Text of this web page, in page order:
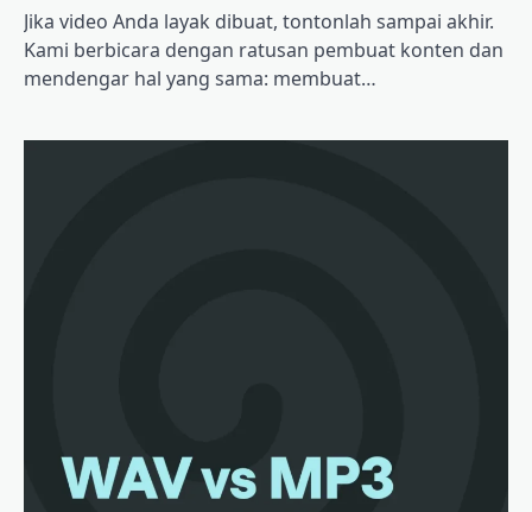
Jika video Anda layak dibuat, tontonlah sampai akhir.
Kami berbicara dengan ratusan pembuat konten dan
mendengar hal yang sama: membuat…